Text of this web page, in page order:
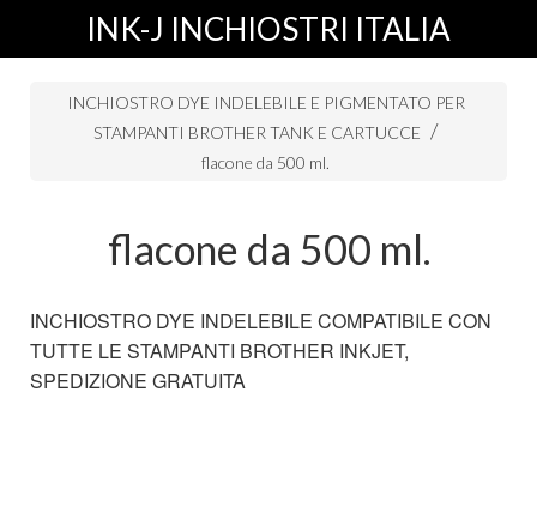
INK-J INCHIOSTRI ITALIA
INCHIOSTRO DYE INDELEBILE E PIGMENTATO PER
STAMPANTI BROTHER TANK E CARTUCCE
flacone da 500 ml.
flacone da 500 ml.
INCHIOSTRO DYE INDELEBILE COMPATIBILE CON
TUTTE LE STAMPANTI BROTHER INKJET,
SPEDIZIONE GRATUITA